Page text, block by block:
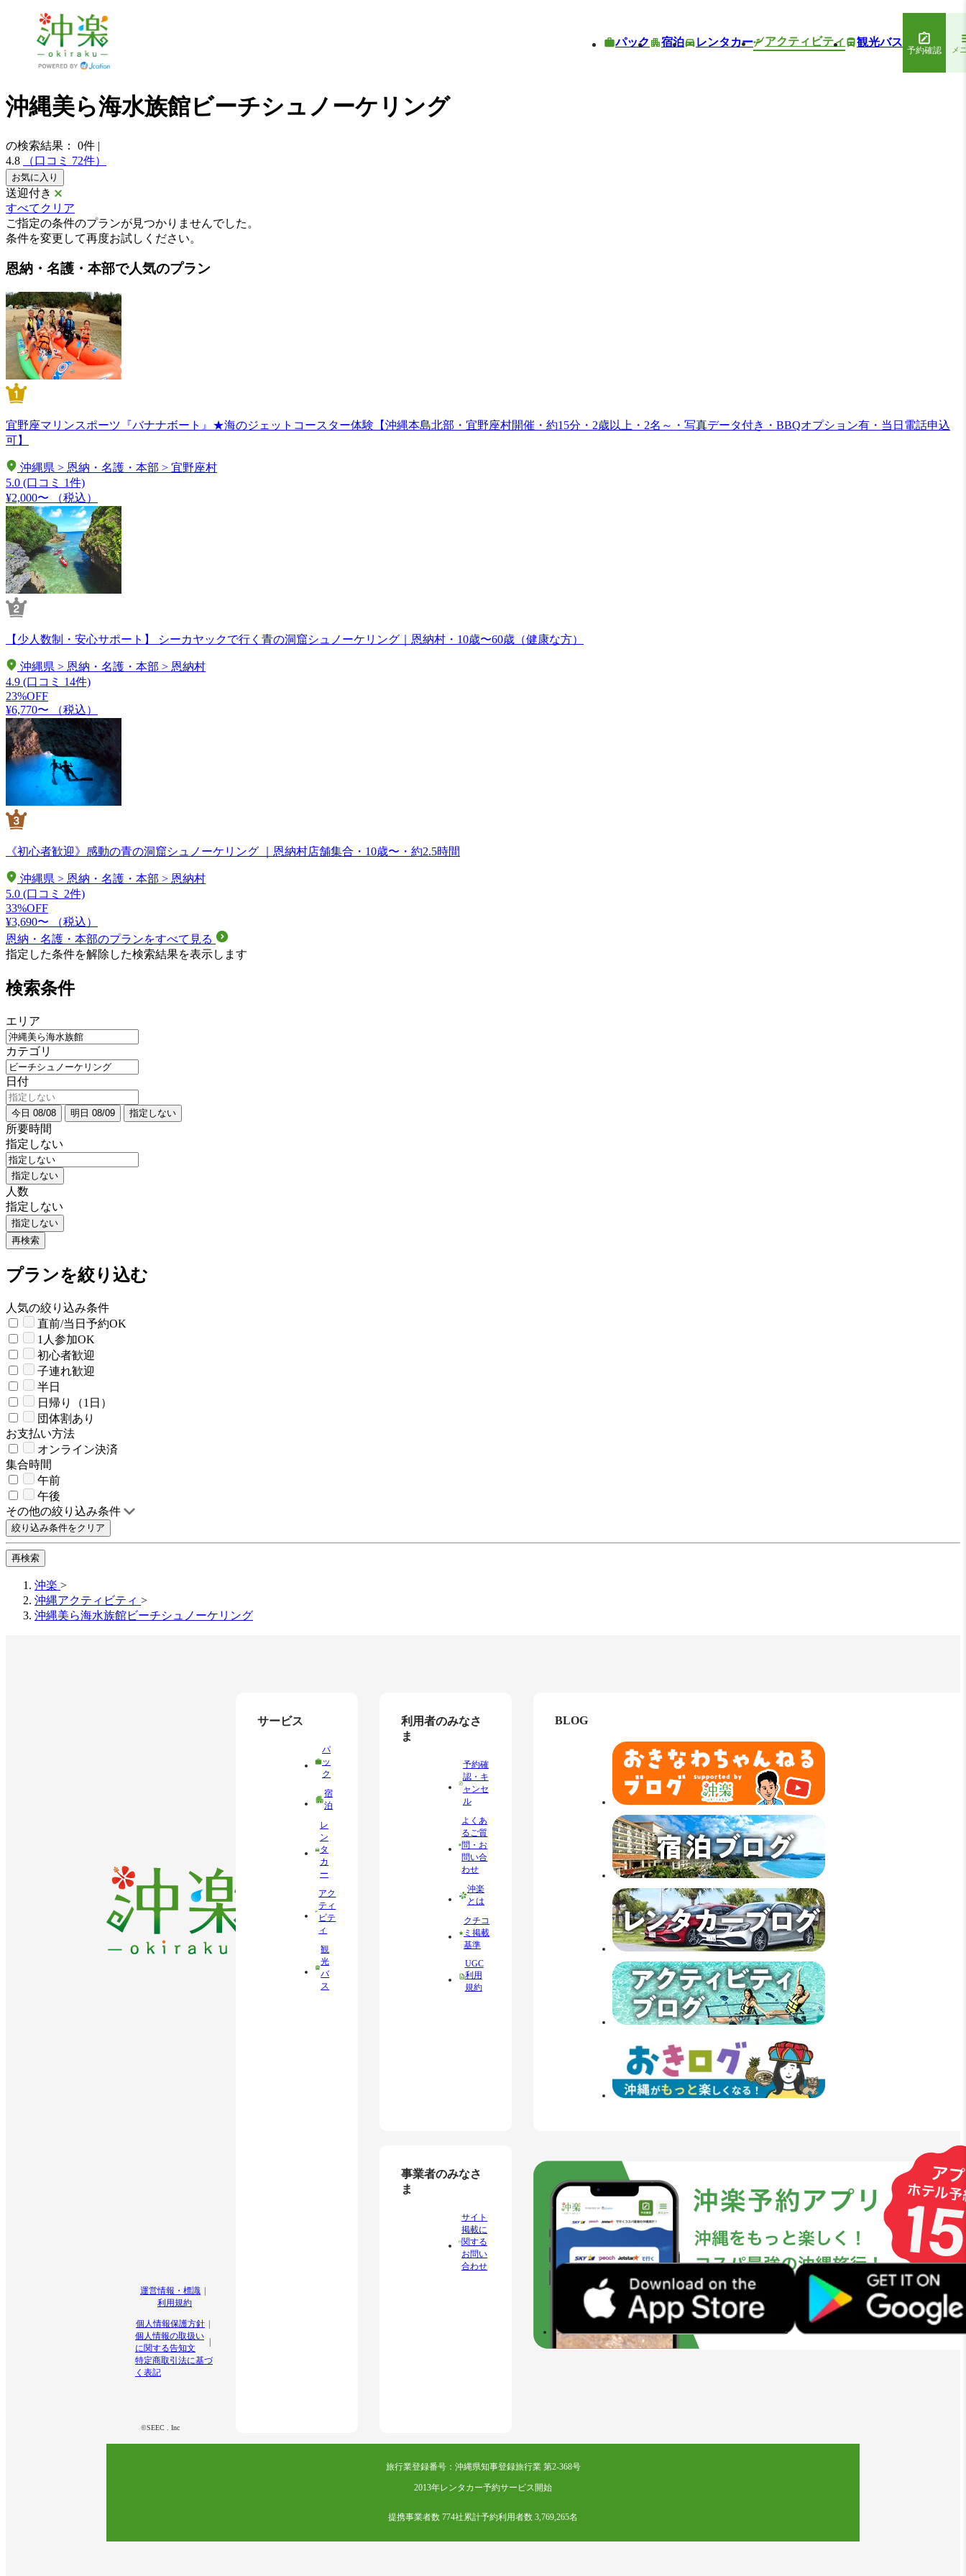
パック 宿泊 レンタカー アクティビティ 観光バス
予約確認 メ
沖縄美ら海水族館ビーチシュノーケリング
の検索結果： 0件 |
4.8
（口コミ 72件）
お気に入り
送迎付き
すべてクリア
ご指定の条件のプランが見つかりませんでした。
条件を変更して再度お試しください。
恩納・名護・本部で人気のプラン
宜野座マリンスポーツ『バナナボート』★海のジェットコースター体験【沖縄本島北部・宜野座村開催・約15分・2歳以上・2名～・写真データ付き・BBQオプション有・当日電話申込
可】
沖縄県 > 恩納・名護・本部 > 宜野座村
5.0 (口コミ 1件)
¥2,000〜
（税込）
【少人数制・安心サポート】 シーカヤックで行く青の洞窟シュノーケリング｜恩納村・10歳〜60歳（健康な方）
沖縄県 > 恩納・名護・本部 > 恩納村
4.9 (口コミ 14件)
23%OFF
¥6,770〜
（税込）
《初心者歓迎》感動の青の洞窟シュノーケリング ｜恩納村店舗集合・10歳〜・約2.5時間
沖縄県 > 恩納・名護・本部 > 恩納村
5.0 (口コミ 2件)
33%OFF
¥3,690〜
（税込）
恩納・名護・本部のプランをすべて見る
指定した条件を解除した検索結果を表示します
検索条件
エリア
カテゴリ
日付
今日 08/08 明日 08/09 指定しない
所要時間
指定しない
指定しない
人数
指定しない
指定しない
再検索
プランを絞り込む
人気の絞り込み条件
直前/当日予約OK
1人参加OK
初心者歓迎
子連れ歓迎
半日
日帰り（1日）
団体割あり
お支払い方法
オンライン決済
集合時間
午前
午後
その他の絞り込み条件
絞り込み条件をクリア
再検索
沖楽 >
沖縄アクティビティ >
沖縄美ら海水族館ビーチシュノーケリング
サービス
パ
ッ
ク
宿
泊
レ
ン
タ
カ
ー
アク
ティ
ビテ
ィ
観
光
バ
ス
利用者のみなさ
ま
予約確
認・キ
ャンセ
ル
よくあ
るご質
問・お
問い合
わせ
沖楽
とは
クチコ
ミ掲載
基準
UGC
利用
規約
事業者のみなさ
ま
サイト
掲載に
関する
お問い
合わせ
BLOG
運営情報・標識
利用規約
個人情報保護方針
個人情報の取扱い
に関する告知文
特定商取引法に基づ
く表記
©SEEC . Inc
旅行業登録番号：沖縄県知事登録旅行業 第2-368号
2013年レンタカー予約サービス開始
提携事業者数 774社累計予約利用者数 3,769,265名